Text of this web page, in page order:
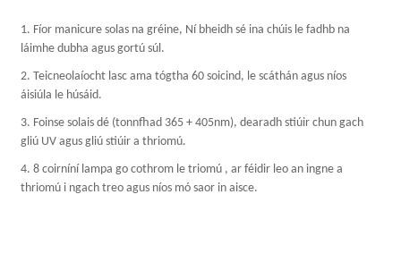
1. Fíor manicure solas na gréine, Ní bheidh sé ina chúis le fadhb na
láimhe dubha agus gortú súl.
2. Teicneolaíocht lasc ama tógtha 60 soicind, le scáthán agus níos
áisiúla le húsáid.
3. Foinse solais dé (tonnfhad 365 + 405nm), dearadh stiúir chun gach
gliú UV agus gliú stiúir a thriomú.
4. 8 coirníní lampa go cothrom le triomú , ar féidir leo an ingne a
thriomú i ngach treo agus níos mó saor in aisce.